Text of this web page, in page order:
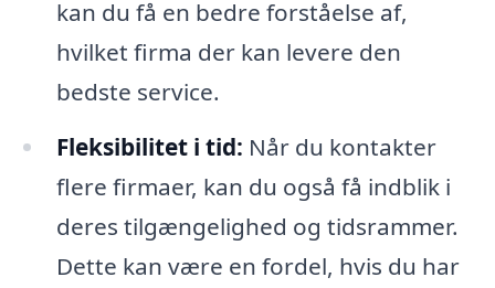
kan du få en bedre forståelse af,
hvilket firma der kan levere den
bedste service.
Fleksibilitet i tid: Når du kontakter
flere firmaer, kan du også få indblik i
deres tilgængelighed og tidsrammer.
Dette kan være en fordel, hvis du har